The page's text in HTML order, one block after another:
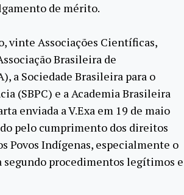
de mérito.
vinte Associações Científicas,
Brasileira de
a Sociedade Brasileira para o
(SBPC) e a Academia Brasileira
enviada a V.Exa em 19 de maio
pelo cumprimento dos direitos
Povos Indígenas, especialmente o
segundo procedimentos legítimos e